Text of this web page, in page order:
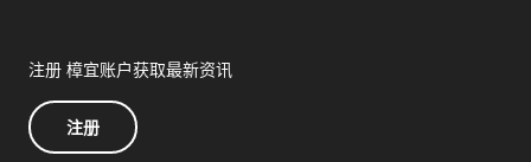
注册 樟宜账户获取最新资讯
注册